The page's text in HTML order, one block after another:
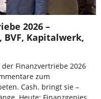
2026 –
Kapitalwerk,
Finanzvertriebe 2026
zum
Cash. bringt sie –